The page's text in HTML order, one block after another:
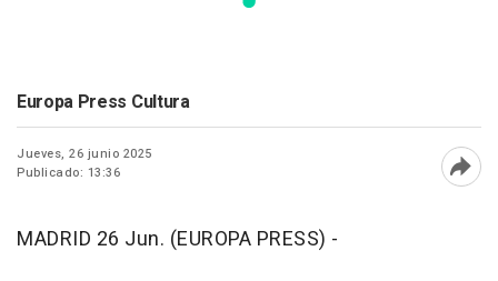
Europa Press Cultura
Jueves, 26 junio 2025
Publicado: 13:36
MADRID 26 Jun. (EUROPA PRESS) -